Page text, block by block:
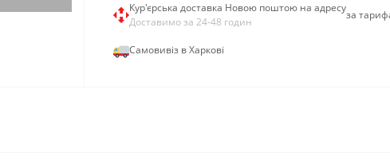
Кур'єрська доставка Новою поштою на адресу
Доставимо за 24-48 годин
за
Самовивіз в Харкові